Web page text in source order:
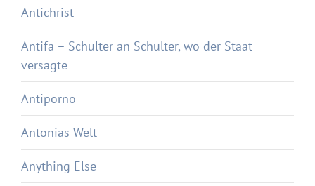
Antichrist
Antifa – Schulter an Schulter, wo der Staat
versagte
Antiporno
Antonias Welt
Anything Else